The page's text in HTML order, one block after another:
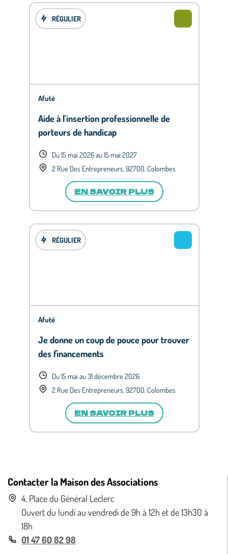
RÉGULIER
Afuté
Aide à l'insertion professionnelle de
porteurs de handicap
Du 15 mai 2026 au 15 mai 2027
2 Rue Des Entrepreneurs, 92700, Colombes
EN SAVOIR PLUS
RÉGULIER
Afuté
Je donne un coup de pouce pour trouver
des financements
Du 15 mai au 31 décembre 2026
2 Rue Des Entrepreneurs, 92700, Colombes
EN SAVOIR PLUS
Contacter la Maison des Associations
4, Place du Général Leclerc
Ouvert du lundi au vendredi de 9h à 12h et de 13h30 à
18h
01 47 60 82 98